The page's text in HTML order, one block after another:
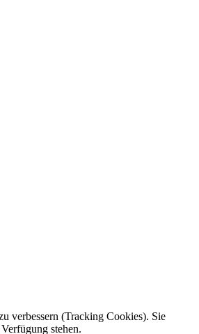
verbessern (Tracking Cookies). Sie
stehen.